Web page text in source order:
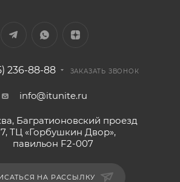
236-88-88 ЗАКАЗАТЬ ЗВОНОК
info@itunite.ru
Багратионовский проезд
ТЦ «Горбушкин Двор»,
павильон F2-007
НА РАССЫЛКУ